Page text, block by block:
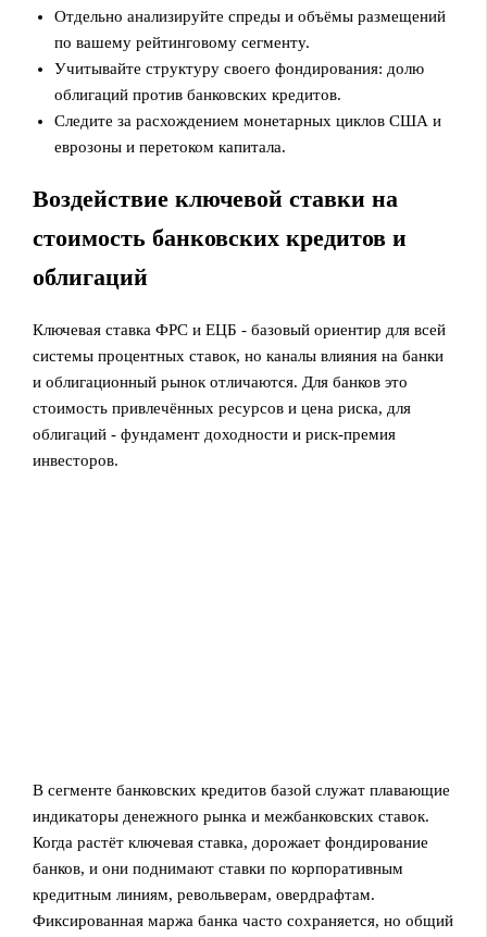
Отдельно анализируйте спреды и объёмы размещений
по вашему рейтинговому сегменту.
Учитывайте структуру своего фондирования: долю
облигаций против банковских кредитов.
Следите за расхождением монетарных циклов США и
еврозоны и перетоком капитала.
Воздействие ключевой ставки на
стоимость банковских кредитов и
облигаций
Ключевая ставка ФРС и ЕЦБ - базовый ориентир для всей
системы процентных ставок, но каналы влияния на банки
и облигационный рынок отличаются. Для банков это
стоимость привлечённых ресурсов и цена риска, для
облигаций - фундамент доходности и риск‑премия
инвесторов.
В сегменте банковских кредитов базой служат плавающие
индикаторы денежного рынка и межбанковских ставок.
Когда растёт ключевая ставка, дорожает фондирование
банков, и они поднимают ставки по корпоративным
кредитным линиям, револьверам, овердрафтам.
Фиксированная маржа банка часто сохраняется, но общий